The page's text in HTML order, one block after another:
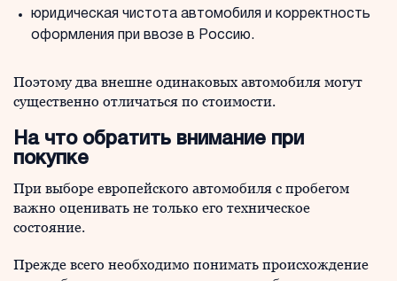
юридическая чистота автомобиля и корректность
оформления при ввозе в Россию.
Поэтому два внешне одинаковых автомобиля могут
существенно отличаться по стоимости.
На что обратить внимание при
покупке
При выборе европейского автомобиля с пробегом
важно оценивать не только его техническое
состояние.
Прежде всего необходимо понимать происхождение